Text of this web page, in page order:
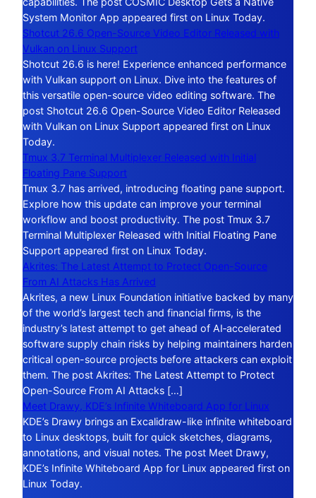
System Monitor App appeared first on Linux Today.
Shotcut 26.6 Open-Source Video Editor Released with
Vulkan on Linux Support
Shotcut 26.6 is here! Experience enhanced performance
with Vulkan support on Linux. Dive into the features of
this versatile open-source video editing software. The
post Shotcut 26.6 Open-Source Video Editor Released
with Vulkan on Linux Support appeared first on Linux
Today.
Tmux 3.7 Terminal Multiplexer Released with Initial
Floating Pane Support
Tmux 3.7 has arrived, introducing floating pane support.
Explore how this update can improve your terminal
workflow and boost productivity. The post Tmux 3.7
Terminal Multiplexer Released with Initial Floating Pane
Support appeared first on Linux Today.
Akrites: The Latest Attempt to Protect Open-Source
From AI Attacks Has Arrived
Akrites, a new Linux Foundation initiative backed by many
of the world’s largest tech and financial firms, is the
industry’s latest attempt to get ahead of AI‑accelerated
software supply chain risks by helping maintainers harden
critical open-source projects before attackers can exploit
them. The post Akrites: The Latest Attempt to Protect
Open-Source From AI Attacks […]
Meet Drawy, KDE’s Infinite Whiteboard App for Linux
KDE’s Drawy brings an Excalidraw-like infinite whiteboard
to Linux desktops, built for quick sketches, diagrams,
annotations, and visual notes. The post Meet Drawy,
KDE’s Infinite Whiteboard App for Linux appeared first on
Linux Today.